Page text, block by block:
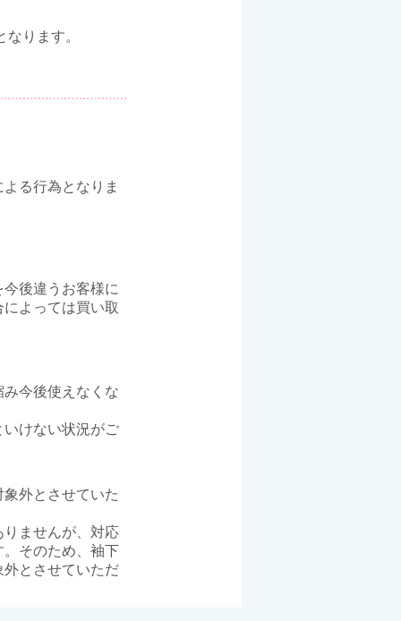
ります。
る行為となりま
後違うお客様に
よっては買い取
今後使えなくな
けない状況がご
外とさせていた
ませんが、対応
そのため、袖下
とさせていただ